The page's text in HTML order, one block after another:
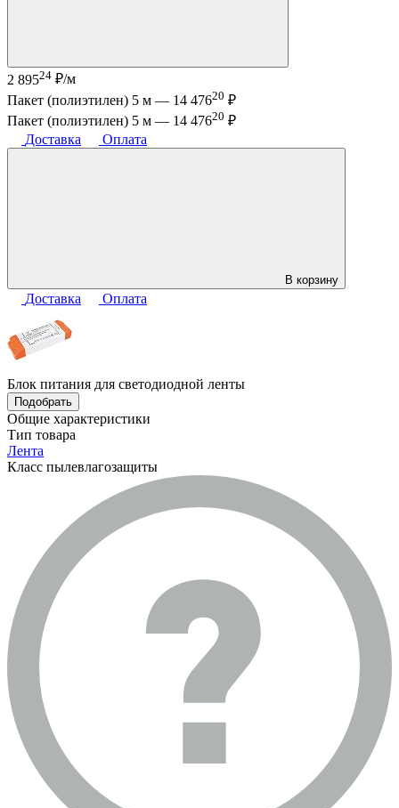
2 89524 ₽/м
Пакет (полиэтилен) 5 м — 14 47620 ₽
Пакет (полиэтилен) 5 м — 14 47620 ₽
Доставка
Оплата
В корзину
Доставка Оплата
Блок питания для светодиодной ленты
Подобрать
Общие характеристики
Тип товара
Лента
Класс пылевлагозащиты